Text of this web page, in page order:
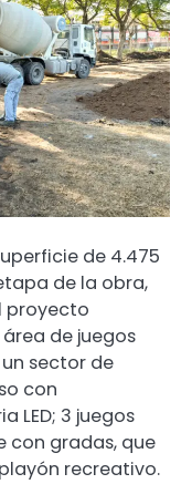
de 4.475
de la obra,
proyecto
de juegos
sector de
con
LED; 3 juegos
con gradas, que
recreativo.